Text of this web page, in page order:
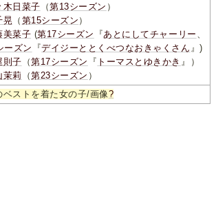
木日菜子 （第13シーズン ）
晃 （ 第15シーズン ）
美菜子 (第17シーズン 『あとにしてチャーリー
ーズン
『デイジーととくべつなおきゃくさん 』)
則子 （第17シーズン 『 トーマスとゆきかき 』）
茉莉 （第23シーズン ）
ベストを着た女の子/画像?